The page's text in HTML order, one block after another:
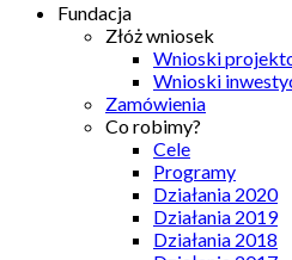
Fundacja
Złóż wniosek
Wnioski
Wnioski
Zamówienia
Co robimy?
Cele
Programy
Działania 2020
Działania 2019
Działania 2018